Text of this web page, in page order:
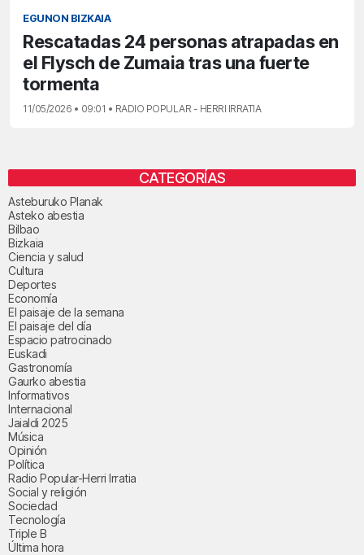
EGUNON BIZKAIA
Rescatadas 24 personas atrapadas en
el Flysch de Zumaia tras una fuerte
tormenta
11/05/2026 • 09:01 • RADIO POPULAR - HERRI IRRATIA
CATEGORÍAS
Asteburuko Planak
Asteko abestia
Bilbao
Bizkaia
Ciencia y salud
Cultura
Deportes
Economía
El paisaje de la semana
El paisaje del día
Espacio patrocinado
Euskadi
Gastronomía
Gaurko abestia
Informativos
Internacional
Jaialdi 2025
Música
Opinión
Política
Radio Popular-Herri Irratia
Social y religión
Sociedad
Tecnología
Triple B
Última hora